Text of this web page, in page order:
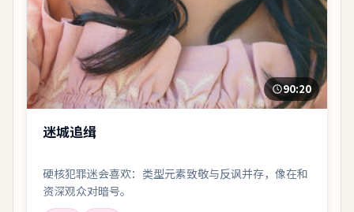
90:20
迷城追缉
硬核犯罪迷会喜欢：类型元素致敬与反讽并存，像在和
资深观众对暗号。